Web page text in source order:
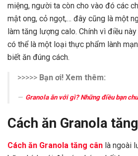
miệng, người ta còn cho vào đó các
mật ong, cỏ ngọt,… đây cũng là một
làm tăng lượng calo. Chính vì điều
có thể là một loại thực phẩm lành
biết ăn đúng cách.
>>>>> Bạn ơi! Xem thêm:
Granola ăn với gì? Những điều bạn
Cách ăn Granola
Cách ăn Granola tăng cân là ngoài